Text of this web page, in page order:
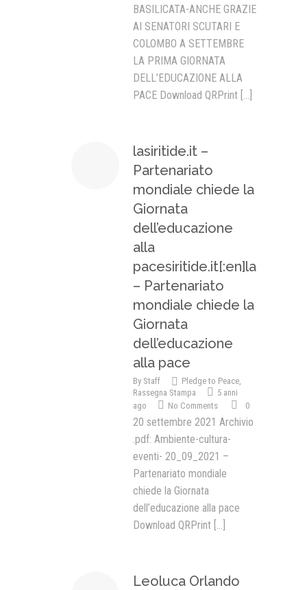
BASILICATA-ANCHE GRAZIE
AI SENATORI SCUTARI E
COLOMBO A SETTEMBRE
LA PRIMA GIORNATA
DELL’EDUCAZIONE ALLA
PACE Download QRPrint [...]
lasiritide.it –
Partenariato
mondiale chiede la
Giornata
dell’educazione
alla
pacesiritide.it[:en]la
– Partenariato
mondiale chiede la
Giornata
dell’educazione
alla pace
By Staff Pledge to Peace,
Rassegna Stampa
5 anni
ago
No Comments 0
20 settembre 2021 Archivio
.pdf: Ambiente-cultura-
eventi- 20_09_2021 –
Partenariato mondiale
chiede la Giornata
dell’educazione alla pace
Download QRPrint [...]
Leoluca Orlando